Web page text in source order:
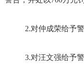
2.对仲成荣给予
3.对汪文强给予